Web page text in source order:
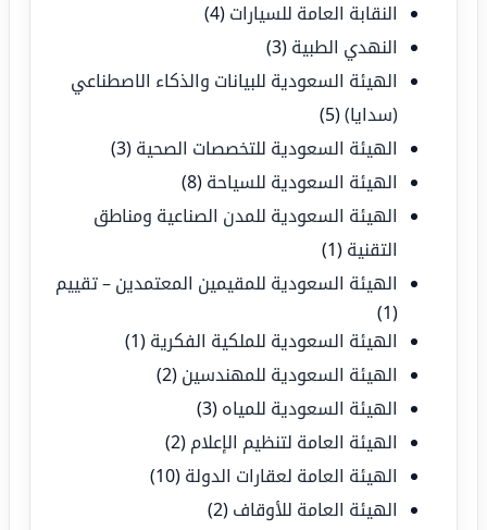
النقابة العامة للسيارات (4)
النهدي الطبية (3)
الهيئة السعودية للبيانات والذكاء الاصطناعي
(سدايا)(5)
الهيئة السعودية للتخصصات الصحية (3)
الهيئة السعودية للسياحة (8)
الهيئة السعودية للمدن الصناعية ومناطق
التقنية (1)
الهيئة السعودية للمقيمين المعتمدين – تقييم
(1)
الهيئة السعودية للملكية الفكرية (1)
الهيئة السعودية للمهندسين (2)
الهيئة السعودية للمياه (3)
الهيئة العامة لتنظيم الإعلام (2)
الهيئة العامة لعقارات الدولة (10)
الهيئة العامة للأوقاف (2)